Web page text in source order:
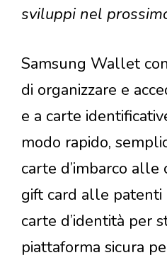
sviluppi nel
Samsung Wallet
di organizzare e
e a carte
modo rapido,
carte d’imbarco
gift card alle
carte d’identità per
piattaforma sicura